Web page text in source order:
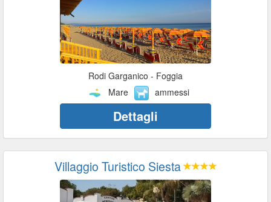
Rodi Garganico - Foggia
Mare
ammessi
Dettagli
Villaggio Turistico Siesta